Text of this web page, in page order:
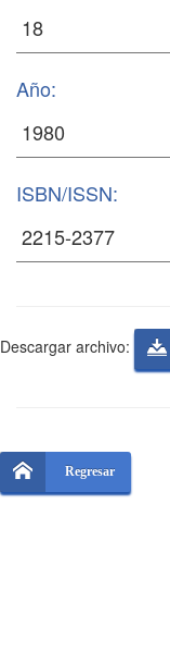
Año:
ISBN/ISSN:
Descargar archivo:
Regresar